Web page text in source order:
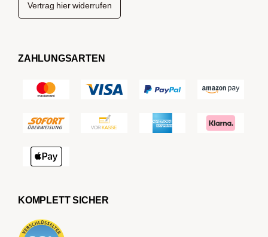
Vertrag hier widerrufen
ZAHLUNGSARTEN
KOMPLETT SICHER